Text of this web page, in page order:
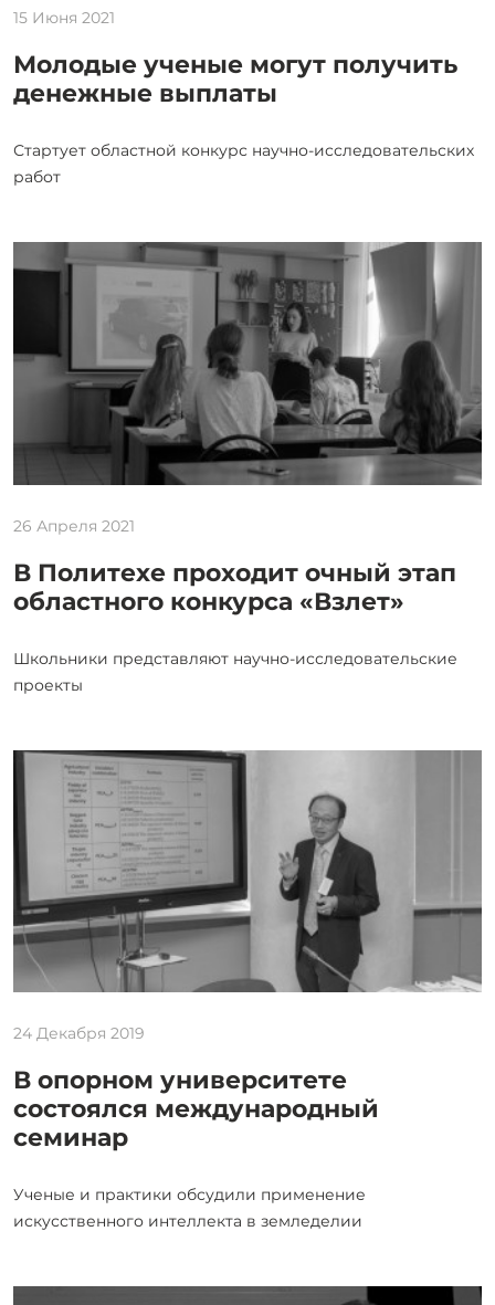
15 Июня 2021
Молодые ученые могут получить
денежные выплаты
Стартует областной конкурс научно-исследовательских
работ
26 Апреля 2021
В Политехе проходит очный этап
областного конкурса «Взлет»
Школьники представляют научно-исследовательские
проекты
24 Декабря 2019
В опорном университете
состоялся международный
семинар
Ученые и практики обсудили применение
искусственного интеллекта в земледелии